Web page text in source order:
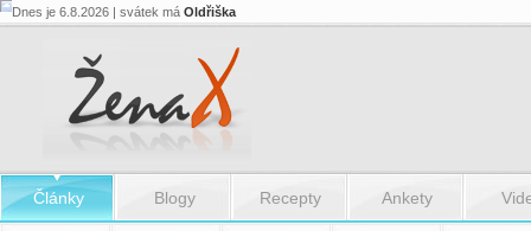
Dnes je 6.8.2026 | svátek má Oldřiška
Články Blogy Recepty Ankety